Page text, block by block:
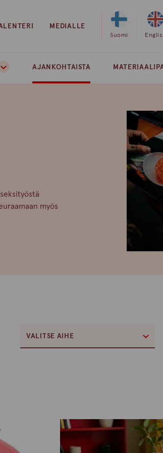
MEDIALLE
Valitse
Suomi
AJANKOHTAISTA
myös
VALITSE AIHE